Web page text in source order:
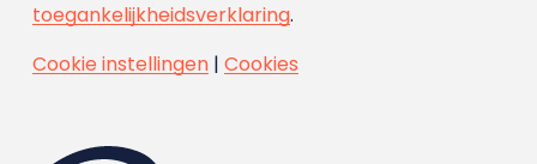
toegankelijkheidsverklaring.
Cookie instellingen| Cookies